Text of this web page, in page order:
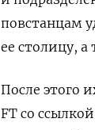
повстанцам
ее столицу,
После этого
FT со